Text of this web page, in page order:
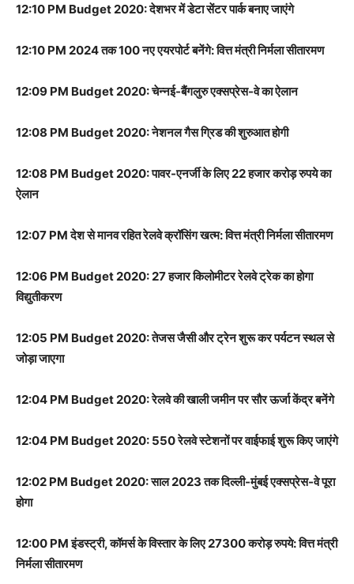
12:10 PM Budget 2020: देशभर में डेटा सेंटर पार्क बनाए जाएंगे
12:10 PM 2024 तक 100 नए एयरपोर्ट बनेंगे: वित्त मंत्री निर्मला सीतारमण
12:09 PM Budget 2020: चेन्नई-बैंगलुरु एक्सप्रेस-वे का ऐलान
12:08 PM Budget 2020: नेशनल गैस ग्रिड की शुरुआत होगी
12:08 PM Budget 2020: पावर-एनर्जी के लिए 22 हजार करोड़ रुपये का
ऐलान
12:07 PM देश से मानव रहित रेलवे क्रॉसिंग खत्म: वित्त मंत्री निर्मला सीतारमण
12:06 PM Budget 2020: 27 हजार किलोमीटर रेलवे ट्रेक का होगा
विद्युतीकरण
12:05 PM Budget 2020: तेजस जैसी और ट्रेन शुरू कर पर्यटन स्थल से
जोड़ा जाएगा
12:04 PM Budget 2020: रेलवे की खाली जमीन पर सौर ऊर्जा केंद्र बनेंगे
12:04 PM Budget 2020: 550 रेलवे स्टेशनों पर वाईफाई शुरू किए जाएंगे
12:02 PM Budget 2020: साल 2023 तक दिल्ली-मुंबई एक्सप्रेस-वे पूरा
होगा
12:00 PM इंडस्ट्री, कॉमर्स के विस्तार के लिए 27300 करोड़ रुपये: वित्त मंत्री
निर्मला सीतारमण